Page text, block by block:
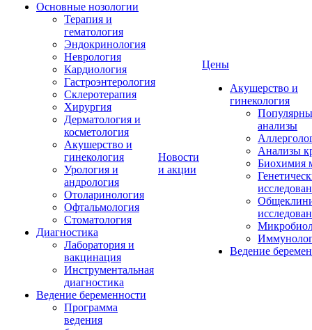
Основные нозологии
Терапия и
гематология
Эндокринология
Неврология
Кардиология
Гастроэнтерология
Склеротерапия
Хирургия
Дерматология и
косметология
Акушерство и
гинекология
Урология и
андрология
Отоларинология
Офтальмология
Стоматология
Диагностика
Лаборатория и
вакцинация
Инструментальная
диагностика
Ведение беременности
Программа
ведения
Новости
и акции
Цены
Акушерство и
гинекология
анализы
Анализы
Биохимия
Ведение